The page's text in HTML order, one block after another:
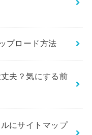
プロード方法
夫？気にする前
にサイトマップ